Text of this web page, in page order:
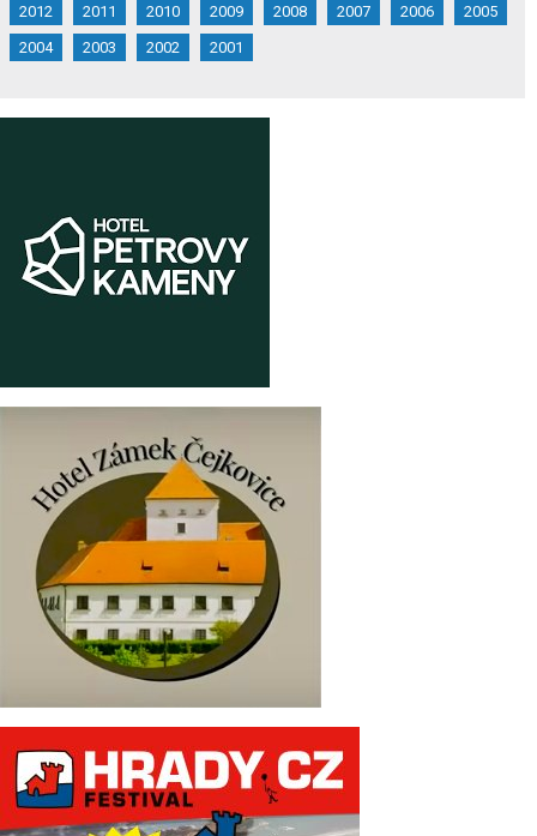
2012
2011 2010 2009 2008 2007 2006
2005
2004
2003 2002 2001